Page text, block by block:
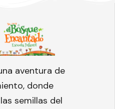
aventura de
donde
semillas del